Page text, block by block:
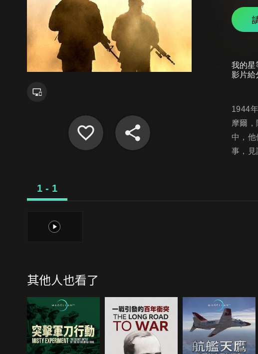
我的星
影片給
1944
摩爾
中，
事，見
1 - 1
1
其他人也看了